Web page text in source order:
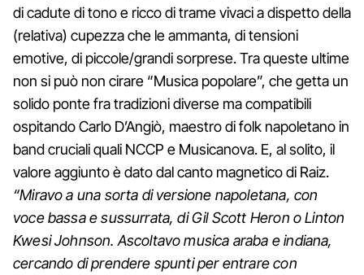
di cadute di tono e ricco di trame vivaci a dispetto della
(relativa) cupezza che le ammanta, di tensioni
emotive, di piccole/grandi sorprese. Tra queste ultime
non si può non cirare “Musica popolare”, che getta un
solido ponte fra tradizioni diverse ma compatibili
ospitando Carlo D’Angiò, maestro di folk napoletano in
band cruciali quali NCCP e Musicanova. E, al solito, il
valore aggiunto è dato dal canto magnetico di Raiz.
“Miravo a una sorta di versione napoletana, con
voce bassa e sussurrata, di Gil Scott Heron o Linton
Kwesi Johnson. Ascoltavo musica araba e indiana,
cercando di prendere spunti per entrare con